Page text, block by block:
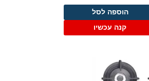
הנוכחי
₪1,390.00.
הוספה לסל
קנה עכשיו